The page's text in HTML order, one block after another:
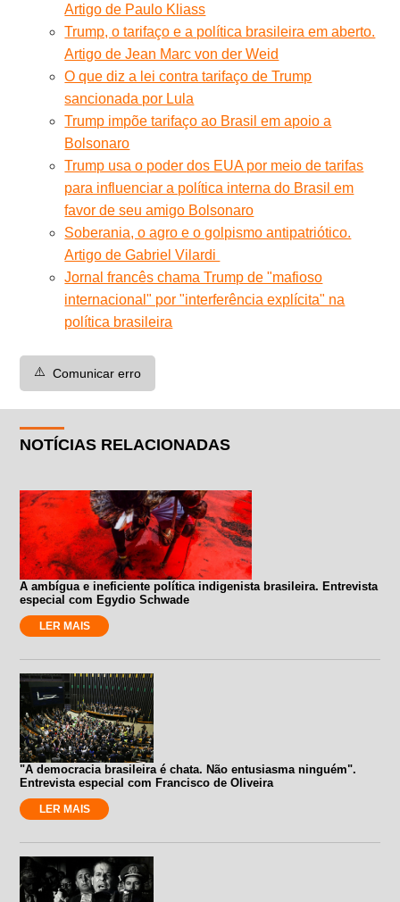
Artigo de Paulo Kliass
Trump, o tarifaço e a política brasileira em aberto.
Artigo de Jean Marc von der Weid
O que diz a lei contra tarifaço de Trump
sancionada por Lula
Trump impõe tarifaço ao Brasil em apoio a
Bolsonaro
Trump usa o poder dos EUA por meio de tarifas
para influenciar a política interna do Brasil em
favor de seu amigo Bolsonaro
Soberania, o agro e o golpismo antipatriótico.
Artigo de Gabriel Vilardi
Jornal francês chama Trump de "mafioso
internacional" por "interferência explícita" na
política brasileira
⚠️ Comunicar erro
NOTÍCIAS RELACIONADAS
A ambígua e ineficiente política indigenista brasileira. Entrevista
especial com Egydio Schwade
LER MAIS
"A democracia brasileira é chata. Não entusiasma ninguém".
Entrevista especial com Francisco de Oliveira
LER MAIS